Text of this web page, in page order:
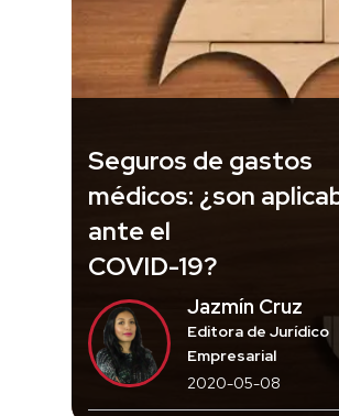
Seguros de gastos
médicos: ¿son
ante el
COVID-19?
Jazmín Cruz
Editora de Jurídico
Empresarial
2020-05-08